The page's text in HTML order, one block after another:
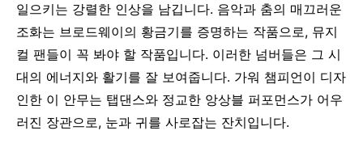
일으키는 강렬한 인상을 남깁니다. 음악과 춤의 매끄러운
조화는 브로드웨이의 황금기를 증명하는 작품으로, 뮤지
컬 팬들이 꼭 봐야 할 작품입니다. 이러한 넘버들은 그 시
대의 에너지와 활기를 잘 보여줍니다. 가워 챔피언이 디자
인한 이 안무는 탭댄스와 정교한 앙상블 퍼포먼스가 어우
러진 장관으로, 눈과 귀를 사로잡는 잔치입니다.